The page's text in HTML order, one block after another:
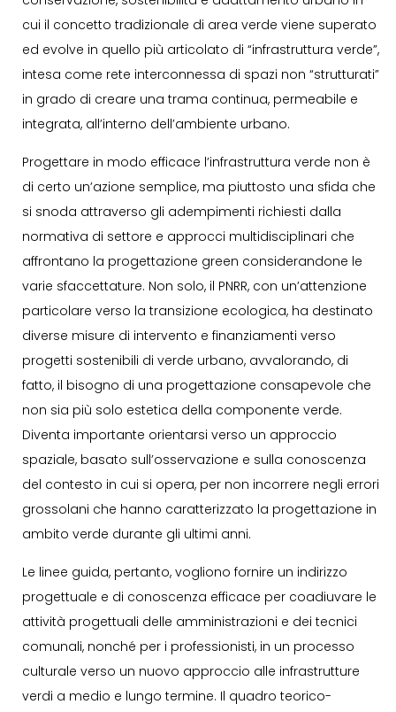
cui il concetto tradizionale di area verde viene superato
ed evolve in quello più articolato di “infrastruttura verde”,
intesa come rete interconnessa di spazi non “strutturati”
in grado di creare una trama continua, permeabile e
integrata, all’interno dell’ambiente urbano.
Progettare in modo efficace l’infrastruttura verde non è
di certo un’azione semplice, ma piuttosto una sfida che
si snoda attraverso gli adempimenti richiesti dalla
normativa di settore e approcci multidisciplinari che
affrontano la progettazione green considerandone le
varie sfaccettature. Non solo, il PNRR, con un’attenzione
particolare verso la transizione ecologica, ha destinato
diverse misure di intervento e finanziamenti verso
progetti sostenibili di verde urbano, avvalorando, di
fatto, il bisogno di una progettazione consapevole che
non sia più solo estetica della componente verde.
Diventa importante orientarsi verso un approccio
spaziale, basato sull’osservazione e sulla conoscenza
del contesto in cui si opera, per non incorrere negli errori
grossolani che hanno caratterizzato la progettazione in
ambito verde durante gli ultimi anni.
Le linee guida, pertanto, vogliono fornire un indirizzo
progettuale e di conoscenza efficace per coadiuvare le
attività progettuali delle amministrazioni e dei tecnici
comunali, nonché per i professionisti, in un processo
culturale verso un nuovo approccio alle infrastrutture
verdi a medio e lungo termine. Il quadro teorico-